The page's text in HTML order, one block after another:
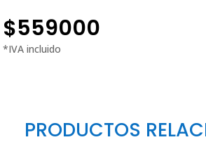
$559000
PRODUCTOS